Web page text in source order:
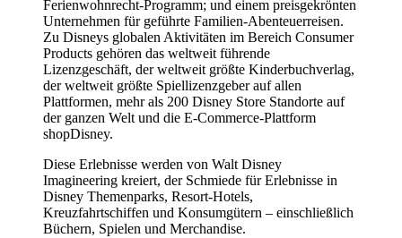
Ferienwohnrecht-Programm; und einem preisgekrönten
Unternehmen für geführte Familien-Abenteuerreisen.
Zu Disneys globalen Aktivitäten im Bereich Consumer
Products gehören das weltweit führende
Lizenzgeschäft, der weltweit größte Kinderbuchverlag,
der weltweit größte Spiellizenzgeber auf allen
Plattformen, mehr als 200 Disney Store Standorte auf
der ganzen Welt und die E-Commerce-Plattform
shopDisney.
Diese Erlebnisse werden von Walt Disney
Imagineering kreiert, der Schmiede für Erlebnisse in
Disney Themenparks, Resort-Hotels,
Kreuzfahrtschiffen und Konsumgütern – einschließlich
Büchern, Spielen und Merchandise.